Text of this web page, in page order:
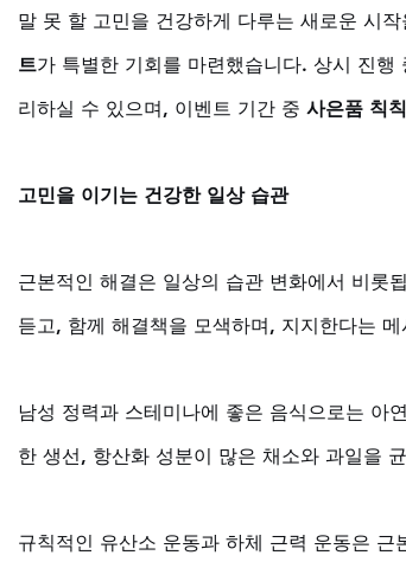
말 못 할 고민을 건강하게 다루는 새로운 시
트가 특별한 기회를 마련했습니다. 상시 진행
리하실 수 있으며, 이벤트 기간 중 사은품 칙
고민을 이기는 건강한 일상 습관
근본적인 해결은 일상의 습관 변화에서 비롯
듣고, 함께 해결책을 모색하며, 지지한다는
남성 정력과 스테미나에 좋은 음식으로는 아
한 생선, 항산화 성분이 많은 채소와 과일을
규칙적인 유산소 운동과 하체 근력 운동은